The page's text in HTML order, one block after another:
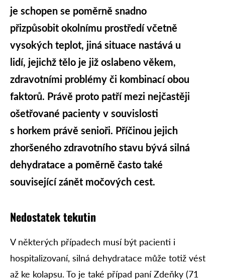
je schopen se poměrně snadno
přizpůsobit okolnímu prostředí včetně
vysokých teplot, jiná situace nastává u
lidí, jejichž tělo je již oslabeno věkem,
zdravotními problémy či kombinací obou
faktorů. Právě proto patří mezi nejčastěji
ošetřované pacienty v souvislosti
s horkem právě senioři. Příčinou jejich
zhoršeného zdravotního stavu bývá silná
dehydratace a poměrně často také
související zánět močových cest.
Nedostatek tekutin
V některých případech musí být pacienti i
hospitalizovaní, silná dehydratace může totiž vést
až ke kolapsu. To je také případ paní Zdeňky (71